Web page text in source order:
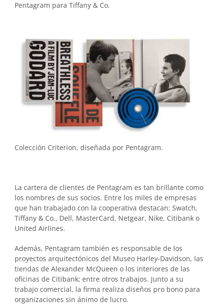
Pentagram para Tiffany & Co.
Colección Criterion, diseñada por Pentagram.
La cartera de clientes de Pentagram es tan brillante como
los nombres de sus socios. Entre los miles de empresas
que han trabajado con la cooperativa destacan: Swatch,
Tiffany & Co., Dell, MasterCard, Netgear, Nike, Citibank o
United Airlines.
Además, Pentagram también es responsable de los
proyectos arquitectónicos del Museo Harley-Davidson, las
tiendas de Alexander McQueen o los interiores de las
oficinas de Citibank; entre otros trabajos. Junto a su
trabajo comercial, la firma realiza diseños pro bono para
organizaciones sin ánimo de lucro.